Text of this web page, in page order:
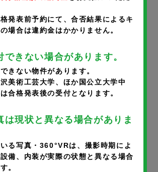
※
メールアドレスに完了メールが届きます。
方は、宛先指定受信で@noka.co.jpをご登録
発表前予約にて、合否結果によるキ
場合は違約金はかかりません。
きない場合があります。
きない物件があります。
美術工芸大学、ほか国公立大学中
合格発表後の受付となります。
は現状と異なる場合がありま
る写真・360°VRは、撮影時期によ
備、内装が実際の状態と異なる場合
。